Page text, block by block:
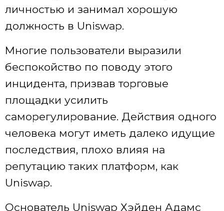
личностью и занимал хорошую
должность в Uniswap.
Многие пользователи выразили
беспокойство по поводу этого
инцидента, призвав торговые
площадки усилить
саморегулирование. Действия одного
человека могут иметь далеко идущие
последствия, плохо влияя на
репутацию таких платформ, как
Uniswap.
Основатель Uniswap Хэйден Адамс